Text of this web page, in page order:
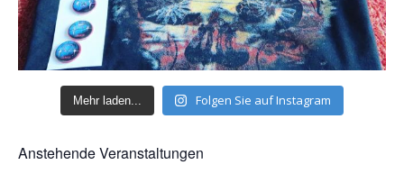
Mehr laden... Folgen Sie auf Instagram
Anstehende Veranstaltungen